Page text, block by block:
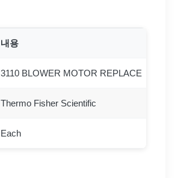
내용
3110 BLOWER MOTOR REPLACE
Thermo Fisher Scientific
Each